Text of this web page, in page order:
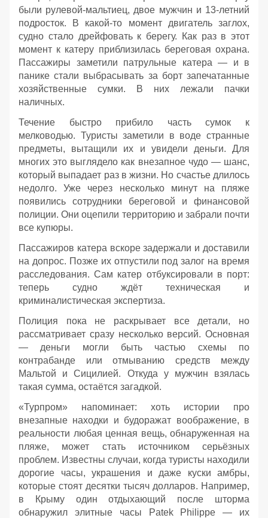
были рулевой‑мальтиец, двое мужчин и 13‑летний
подросток. В какой‑то момент двигатель заглох,
судно стало дрейфовать к берегу. Как раз в этот
момент к катеру приблизилась береговая охрана.
Пассажиры заметили патрульные катера — и в
панике стали выбрасывать за борт запечатанные
хозяйственные сумки. В них лежали пачки
наличных.
Течение быстро прибило часть сумок к
мелководью. Туристы заметили в воде странные
предметы, вытащили их и увидели деньги. Для
многих это выглядело как внезапное чудо — шанс,
который выпадает раз в жизни. Но счастье длилось
недолго. Уже через несколько минут на пляже
появились сотрудники береговой и финансовой
полиции. Они оцепили территорию и забрали почти
все купюры.
Пассажиров катера вскоре задержали и доставили
на допрос. Позже их отпустили под залог на время
расследования. Сам катер отбуксировали в порт:
теперь судно ждёт техническая и
криминалистическая экспертиза.
Полиция пока не раскрывает все детали, но
рассматривает сразу несколько версий. Основная
— деньги могли быть частью схемы по
контрабанде или отмыванию средств между
Мальтой и Сицилией. Откуда у мужчин взялась
такая сумма, остаётся загадкой.
«Турпром» напоминает: хоть истории про
внезапные находки и будоражат воображение, в
реальности любая ценная вещь, обнаруженная на
пляже, может стать источником серьёзных
проблем. Известны случаи, когда туристы находили
дорогие часы, украшения и даже куски амбры,
которые стоят десятки тысяч долларов. Например,
в Крыму один отдыхающий после шторма
обнаружил элитные часы Patek Philippe — их